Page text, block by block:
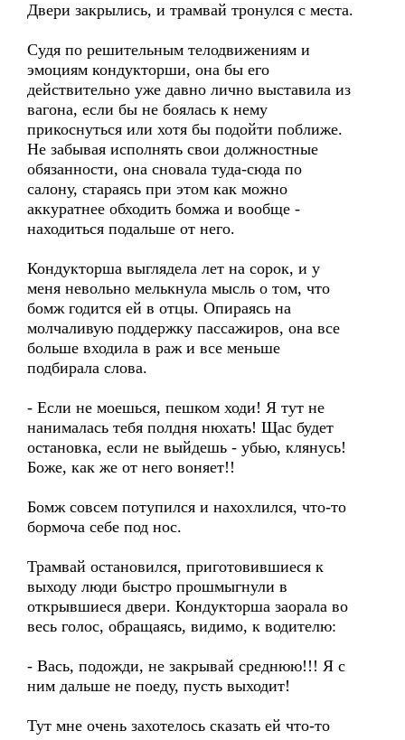
Двери закрылись, и трамвай тронулся с места.
Судя по решительным телодвижениям и
эмоциям кондукторши, она бы его
действительно уже давно лично выставила из
вагона, если бы не боялась к нему
прикоснуться или хотя бы подойти поближе.
Не забывая исполнять свои должностные
обязанности, она сновала туда-сюда по
салону, стараясь при этом как можно
аккуратнее обходить бомжа и вообще -
находиться подальше от него.
Кондукторша выглядела лет на сорок, и у
меня невольно мелькнула мысль о том, что
бомж годится ей в отцы. Опираясь на
молчаливую поддержку пассажиров, она все
больше входила в раж и все меньше
подбирала слова.
- Если не моешься, пешком ходи! Я тут не
нанималась тебя полдня нюхать! Щас будет
остановка, если не выйдешь - убью, клянусь!
Боже, как же от него воняет!!
Бомж совсем потупился и нахохлился, что-то
бормоча себе под нос.
Трамвай остановился, приготовившиеся к
выходу люди быстро прошмыгнули в
открывшиеся двери. Кондукторша заорала во
весь голос, обращаясь, видимо, к водителю:
- Вась, подожди, не закрывай среднюю!!! Я с
ним дальше не поеду, пусть выходит!
Тут мне очень захотелось сказать ей что-то